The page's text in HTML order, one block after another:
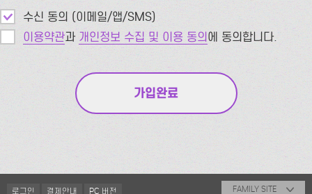
수신 동의 (이메일/앱/SMS)
이용약관과 개인정보 수집 및 이용 동의에 동의합니다.
로그인 결제안내 PC 버전 FAMILY SITE